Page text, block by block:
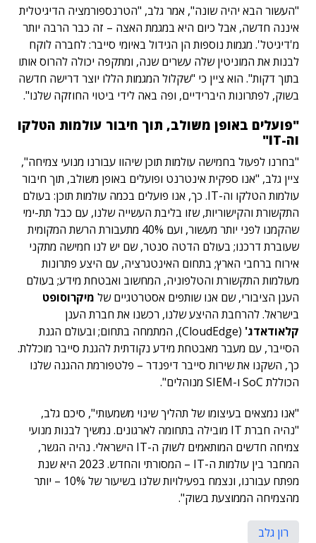
"העשור הבא יהיה שונה", אמר גלב, "הטרנספורמציה הדיגיטלית
איננה חדשה, אבל כיום היא במגמת האצה – זה כבר הרבה יותר
מ'דיגיטל'. מגמות נוספות הן הגידול באיומי סייבר: לחברה לוקח
לבנות את המוניטין שלה עשרים שנה, ומתקפה יכולה להרוס אותו
בתוך דקות". הוא ציין כי "שקלול המגמות הללו יוצר דרישה חדשה
בשוק, לפתרונות היברידיים, ופה באה לידי ביטוי החוזקה שלנו".
"פועלים באופן משולב, תוך חיבור עולמות הטלקו
וה-IT"
"בחרנו לפעול בחמישה עולמות תוכן שיהוו עבורנו מנועי צמיחה",
ציין גלב, "אנו ספקית אינטרנט ופועלים באופן משולב, תוך חיבור
עולמות הטלקו וה-IT. כך, אנו פועלים בכמה עולמות תוכן: בעולם
התקשורת והקישוריות, שזו בליבת העשייה שלנו, עם כבל תת-ימי
שהקמנו לפני יותר מעשור, ועם 40% מתעבורת הרשת המקומית
שעוברת דרכנו; בעולם הדטה סנטר, שם יש לנו חמישה מתקני
אירוח ברחבי הארץ; בתחום האינטגרציה, עם היצע פתרונות
מעולמות התקשורת והטלפוניה, המחשוב ואבטחת מידע; בעולם
הענן הציבורי, שם אנו שותפים אסטרטגיים של מיקרוסופט
בישראל. להרחבת ההיצע שלנו, רכשנו את חברת הענן
קלאודאדג'
(CloudEdge), המתמחה בתחום; ובעולם הגנת
הסייבר, עם מעבר מאבטחת מידע נקודתית להגנת סייבר מוכללת.
כך, השקנו את שירות סייבר דיפנדר – פלטפורמת ההגנה שלנו
הכוללת SoC ו-SIEM מנוהלים".
"אנו נמצאים בעיצומו של תהליך שינוי משמעותי", סיכם גלב,
"נהיה חברת IT מובילה בתחומה לארגונים. נמשיך לבנות מנועי
צמיחה חדשים המותאמים לשוק ה-IT הישראלי. נהיה הגשר,
המחבר בין עולמות ה-IT – המסורתי והחדש. 2023 היא שנת
מפתח עבורנו, ונצמח בפעילויות שלנו בשיעור של 10% – יותר
מהצמיחה הממוצעת בשוק".
רון גלב